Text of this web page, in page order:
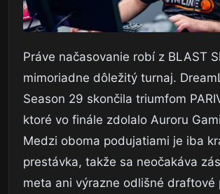
Práve načasovanie robí z BLAST
mimoriadne dôležitý turnaj.
Season 29 skončila triumfom
ktoré vo finále zdolalo Auroru
Medzi oboma podujatiami je iba
prestávka, takže sa neočakáva
meta ani výrazne odlišné draftové